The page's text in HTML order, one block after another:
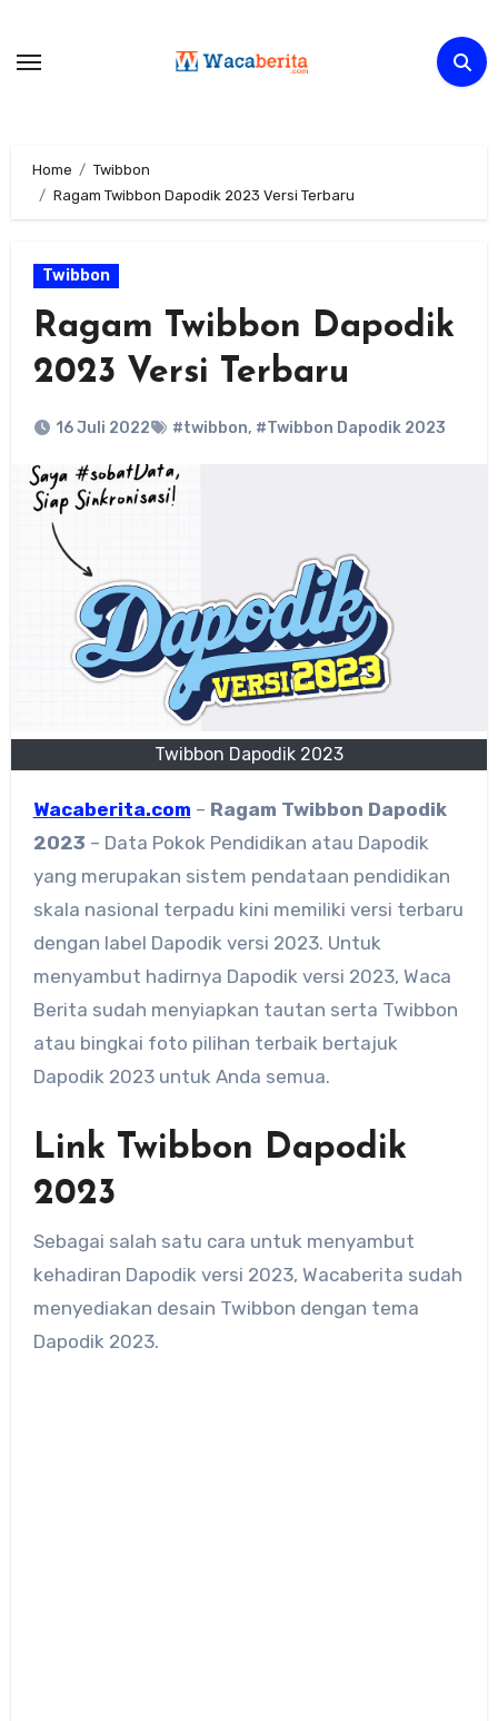
content
Home
Twibbon
Ragam Twibbon Dapodik 2023 Versi Terbaru
Twibbon
Ragam Twibbon Dapodik
2023 Versi Terbaru
16 Juli 2022 #twibbon, #Twibbon Dapodik 2023
Twibbon Dapodik 2023
Wacaberita.com – Ragam Twibbon Dapodik
2023 – Data Pokok Pendidikan atau Dapodik
yang merupakan sistem pendataan pendidikan
skala nasional terpadu kini memiliki versi terbaru
dengan label Dapodik versi 2023. Untuk
menyambut hadirnya Dapodik versi 2023, Waca
Berita sudah menyiapkan tautan serta Twibbon
atau bingkai foto pilihan terbaik bertajuk
Dapodik 2023 untuk Anda semua.
Link Twibbon Dapodik
2023
Sebagai salah satu cara untuk menyambut
kehadiran Dapodik versi 2023, Wacaberita sudah
menyediakan desain Twibbon dengan tema
Dapodik 2023.